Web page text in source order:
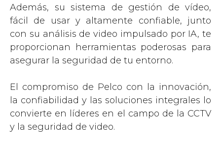
Además, su sistema de gestión de vídeo,
fácil de usar y altamente confiable, junto
con su análisis de video impulsado por IA, te
proporcionan herramientas poderosas para
asegurar la seguridad de tu entorno.
El compromiso de Pelco con la innovación,
la confiabilidad y las soluciones integrales lo
convierte en líderes en el campo de la CCTV
y la seguridad de video.